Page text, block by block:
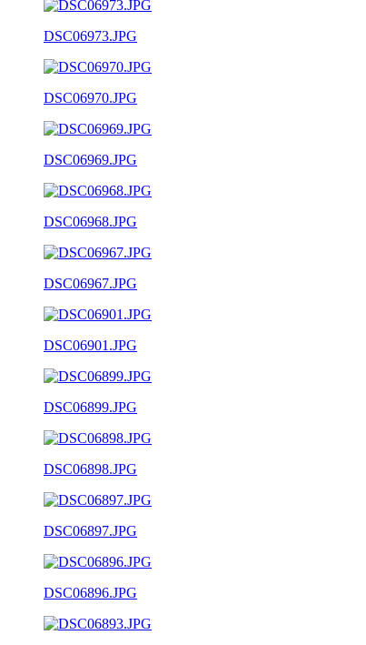
DSC06973.JPG
DSC06970.JPG
DSC06969.JPG
DSC06968.JPG
DSC06967.JPG
DSC06901.JPG
DSC06899.JPG
DSC06898.JPG
DSC06897.JPG
DSC06896.JPG